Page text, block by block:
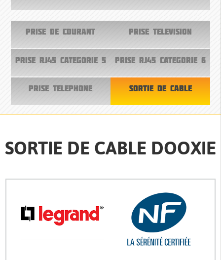
PRISE DE COURANT PRISE TELEVISION
PRISE RJ45 CATEGORIE 5 PRISE RJ45 CATEGORIE 6
PRISE TELEPHONE SORTIE DE CABLE
SORTIE DE CABLE DOOXIE